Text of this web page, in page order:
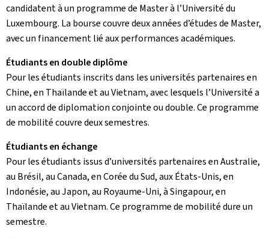
candidatent à un programme de Master à l’Université du
Luxembourg. La bourse couvre deux années d’études de Master,
avec un financement lié aux performances académiques.
Étudiants en double diplôme
Pour les étudiants inscrits dans les universités partenaires en
Chine, en Thaïlande et au Vietnam, avec lesquels l’Université a
un accord de diplomation conjointe ou double. Ce programme
de mobilité couvre deux semestres.
Étudiants en échange
Pour les étudiants issus d’universités partenaires en Australie,
au Brésil, au Canada, en Corée du Sud, aux États-Unis, en
Indonésie, au Japon, au Royaume-Uni, à Singapour, en
Thaïlande et au Vietnam. Ce programme de mobilité dure un
semestre.